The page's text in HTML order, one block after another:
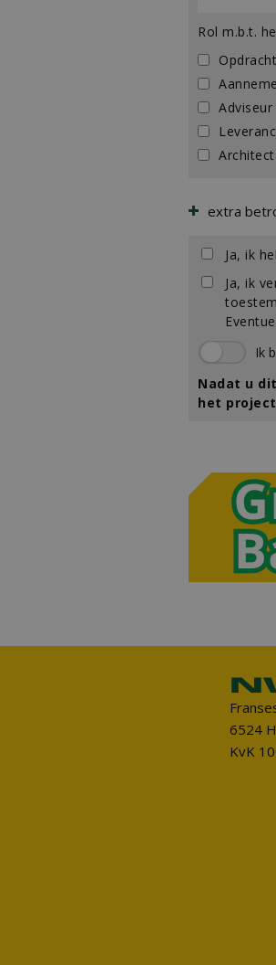
Rol m.b.t.
Adviseur
Architect
extra
Ja, ik
Ja, ik
Nadat u
het
6524
KvK